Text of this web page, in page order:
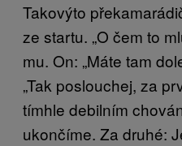
Takovýto
ze startu. „O čem to
mu. On: „Máte tam
„Tak poslouchej, za
tímhle debilním
ukončíme. Za druhé: